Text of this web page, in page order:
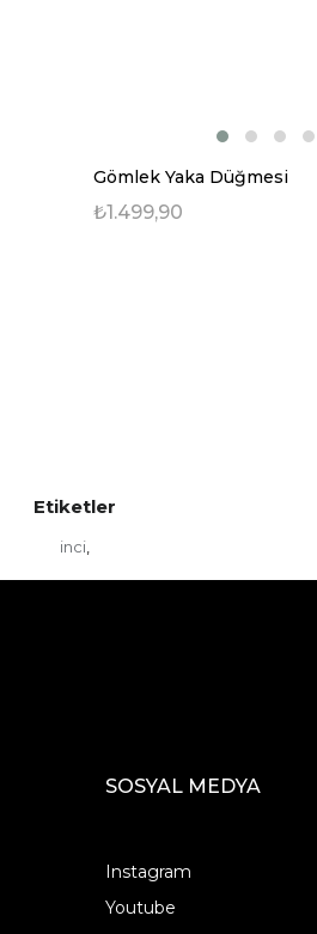
Gömlek Yaka Düğmesi
₺1.499,90
Etiketler
inci,
SOSYAL MEDYA
Instagram
Youtube